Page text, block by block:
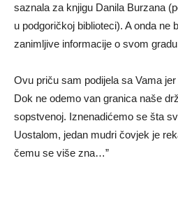
saznala za knjigu Danila Burzana
u podgoričkoj biblioteci). A onda ne
zanimljive informacije o svom
Ovu priču sam podijela sa Vama
Dok ne odemo van granica naše
sopstvenoj. Iznenadićemo se šta
Uostalom, jedan mudri čovjek je
čemu se više zna…”